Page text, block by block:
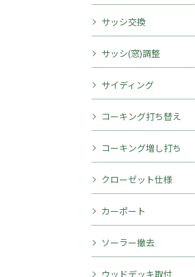
サッシ交換
サッシ(窓)調整
サイディング
コーキング打ち替え
コーキング増し打ち
クローゼット仕様
カーポート
ソーラー撤去
ウッドデッキ取付